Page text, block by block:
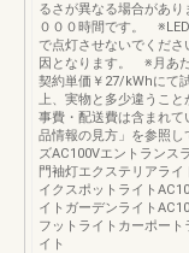
るさが異なる場合があ
０００時間です。
で点灯させないでくだ
因となります。 ※月あ
契約単価￥27/kWhにて
上、実物と多少違うこ
事費・配送費は含まれて
品情報の見方」を参照
ズAC100Vエントランス
門袖灯エクステリアラ
イクスポットライト
イトガーデンライト
フットライトカーポー
イト